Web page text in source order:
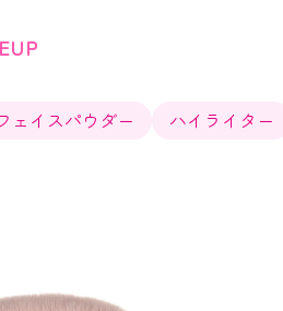
ェイスパウダー ハイライター